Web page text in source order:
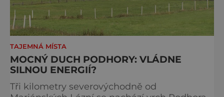
TAJEMNÁ MÍSTA
MOCNÝ DUCH PODHORY: VLÁDNE
SILNOU ENERGIÍ?
Tři kilometry severovýchodně od